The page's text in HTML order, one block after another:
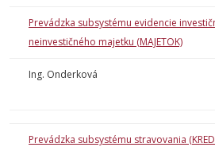
Prevádzka subsystému evidencie
neinvestičného majetku (MAJETOK)
Ing. Onderková
Prevádzka subsystému stravovania